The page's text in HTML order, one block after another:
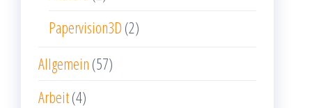
Papervision3D (2)
Allgemein (57)
Arbeit(4)